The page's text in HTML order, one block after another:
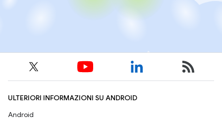
ULTERIORI INFORMAZIONI SU ANDROID
Android